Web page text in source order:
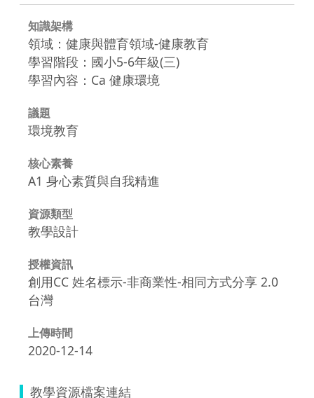
知識架構
領域：健康與體育領域-健康教育
學習階段：國小5-6年級(三)
學習內容：Ca 健康環境
議題
環境教育
核心素養
A1 身心素質與自我精進
資源類型
教學設計
授權資訊
創用CC 姓名標示-非商業性-相同方式分享 2.0
台灣
上傳時間
2020-12-14
教學資源檔案連結